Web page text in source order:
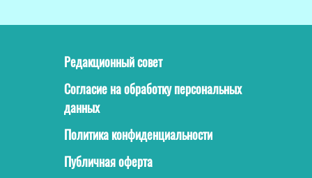
Редакционный совет
Согласие на обработку персональных
данных
Политика конфиденциальности
Публичная оферта